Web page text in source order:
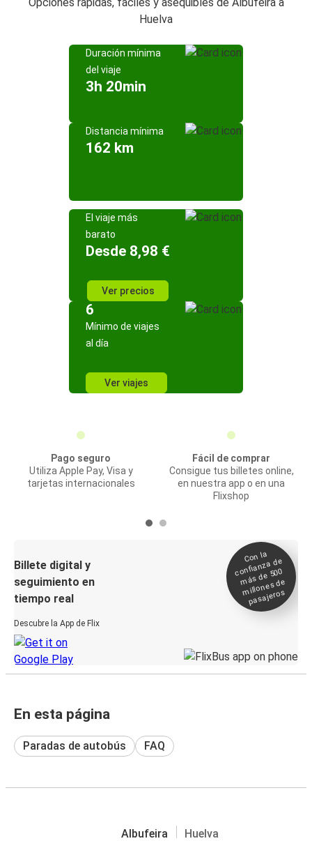
Huelva
Duración mínima
del viaje
3h 20min
Distancia mínima
162 km
El viaje más
barato
Desde 8,98 €
Ver precios
6
Mínimo de viajes
al día
Ver viajes
Pago seguro
Utiliza Apple Pay, Visa y
tarjetas internacionales
Fácil de comprar
Consigue tus billetes online,
en nuestra app o en una
Flixshop
Billete digital y
seguimiento en
tiempo real
Descubre la App de Flix
Con la
confianza de
más de 500
millones de
pasajeros
En esta página
Paradas de autobús FAQ
Albufeira Huelva